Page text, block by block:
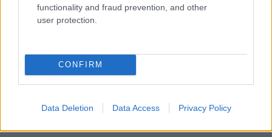
functionality and fraud prevention, and other
user protection.
CONFIRM
Data Deletion Data Access Privacy Policy
Τι επιτάσσει η ανδρική μόδα για άνοιξη -
καλοκαίρι